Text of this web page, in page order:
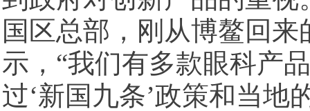
国区总部，刚从博鳌回
示，“我们有多款眼科产
过‘新国九条’政策和当地